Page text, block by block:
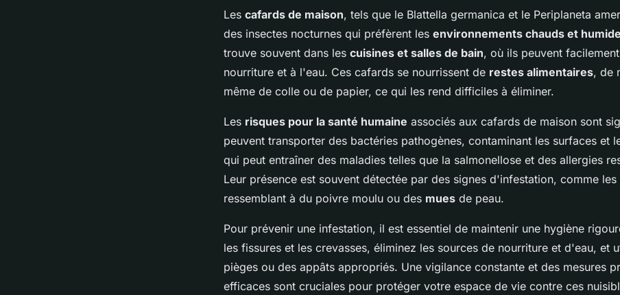
Les cafards de maison, tels que le Blattella germanica et le Periplaneta
des insectes nocturnes qui préfèrent les environnements chauds et
trouve souvent dans les cuisines et salles de bain, où ils peuvent
nourriture et à l'eau. Ces cafards se nourrissent de restes alimentaires, de
même de colle ou de papier, ce qui les rend difficiles à éliminer.
Les risques pour la santé humaine associés aux cafards de maison sont
peuvent transporter des bactéries pathogènes, contaminant les surfaces et
qui peut entraîner des maladies telles que la salmonellose et des allergies
Leur présence est souvent détectée par des signes d'infestation, comme les
ressemblant à du poivre moulu ou des mues de peau.
Pour prévenir une infestation, il est essentiel de maintenir une hygiène
les fissures et les crevasses, éliminez les sources de nourriture et d'eau, et
pièges ou des appâts appropriés. Une vigilance constante et des mesures
efficaces sont cruciales pour protéger votre espace de vie contre ces